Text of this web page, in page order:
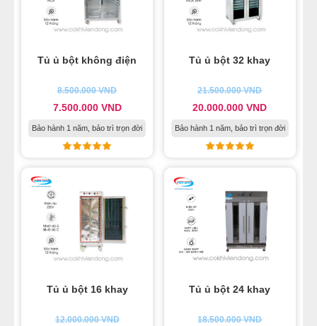
Tủ ủ bột không điện
8.500.000VND
7.500.000 VND
Bảo hành 1 năm, bảo trì trọn đời
Tủ ủ bột 32 khay
21.500.000VND
20.000.000VND
Bảo hành 1 năm, bảo trì trọn đời
Tủ ủ bột 16 khay
12.000.000VND
Tủ ủ bột 24 khay
18.500.000VND